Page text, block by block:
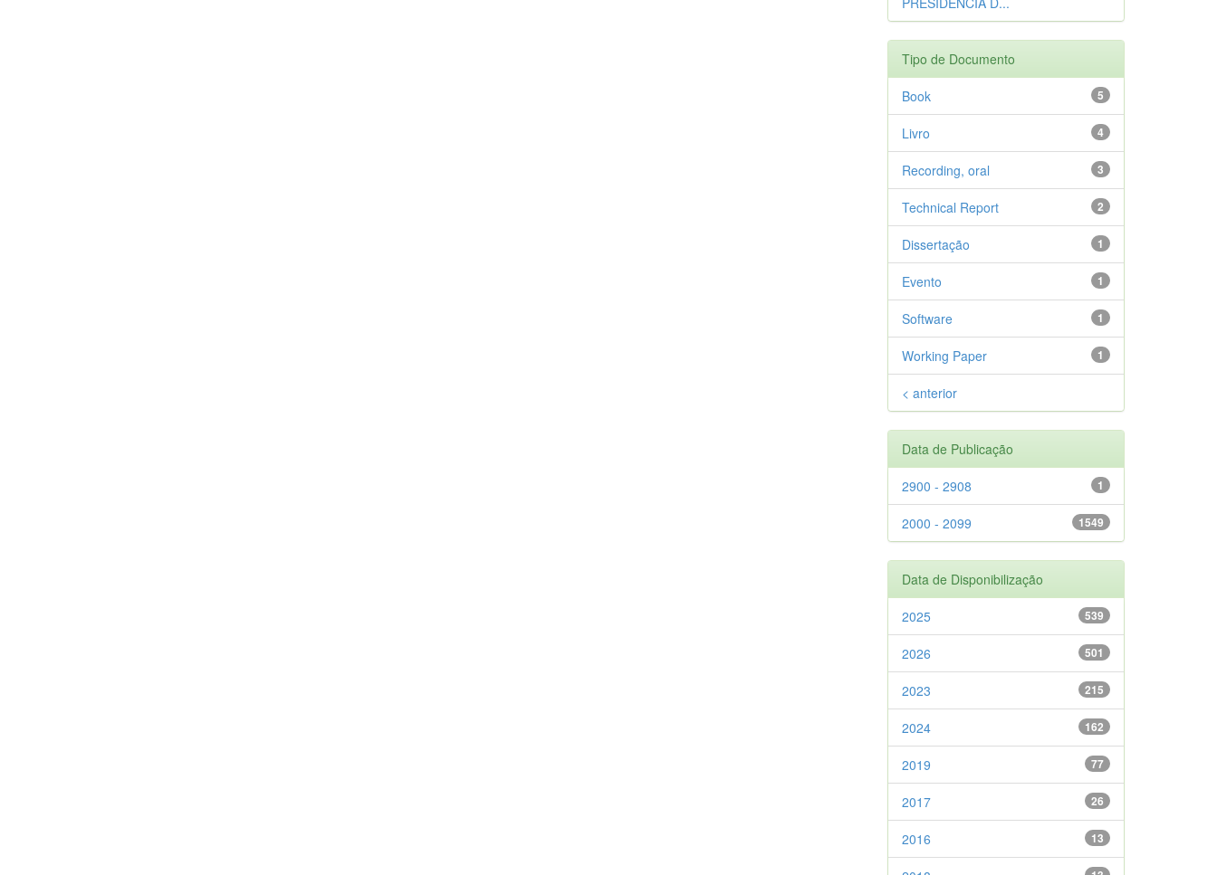
Tipo de Documento
5
Book
4
Livro
3
Recording, oral
2
Technical Report
1
Dissertação
1
Evento
1
Software
1
Working Paper
< anterior
Data de Publicação
1
2900 - 2908
1549
2000 - 2099
Data de Disponibilização
539
2025
501
2026
215
2023
162
2024
77
2019
26
2017
13
2016